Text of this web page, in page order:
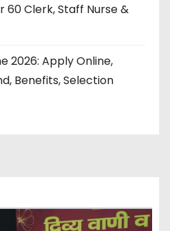
60 Clerk, Staff Nurse &
2026: Apply Online,
Benefits, Selection